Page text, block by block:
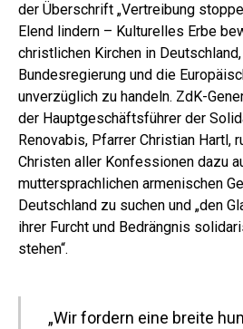
der Überschrift „Vertreibung
Elend lindern – Kulturelles Erbe
christlichen Kirchen in
Bundesregierung und die
unverzüglich zu handeln. ZdK-
der Hauptgeschäftsführer der
Renovabis, Pfarrer Christian Hartl,
Christen aller Konfessionen dazu
muttersprachlichen armenischen
Deutschland zu suchen und „den
ihrer Furcht und Bedrängnis
stehen“.
„Wir fordern eine breite